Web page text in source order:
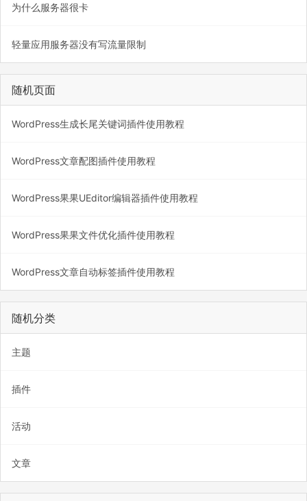
为什么服务器很卡
轻量应用服务器没有写流量限制
随机页面
WordPress生成长尾关键词插件使用教程
WordPress文章配图插件使用教程
WordPress果果UEditor编辑器插件使用教程
WordPress果果文件优化插件使用教程
WordPress文章自动标签插件使用教程
随机分类
主题
插件
活动
文章